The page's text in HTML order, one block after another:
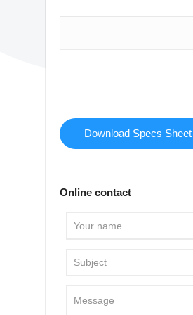
Download Specs Sheet
Online contact